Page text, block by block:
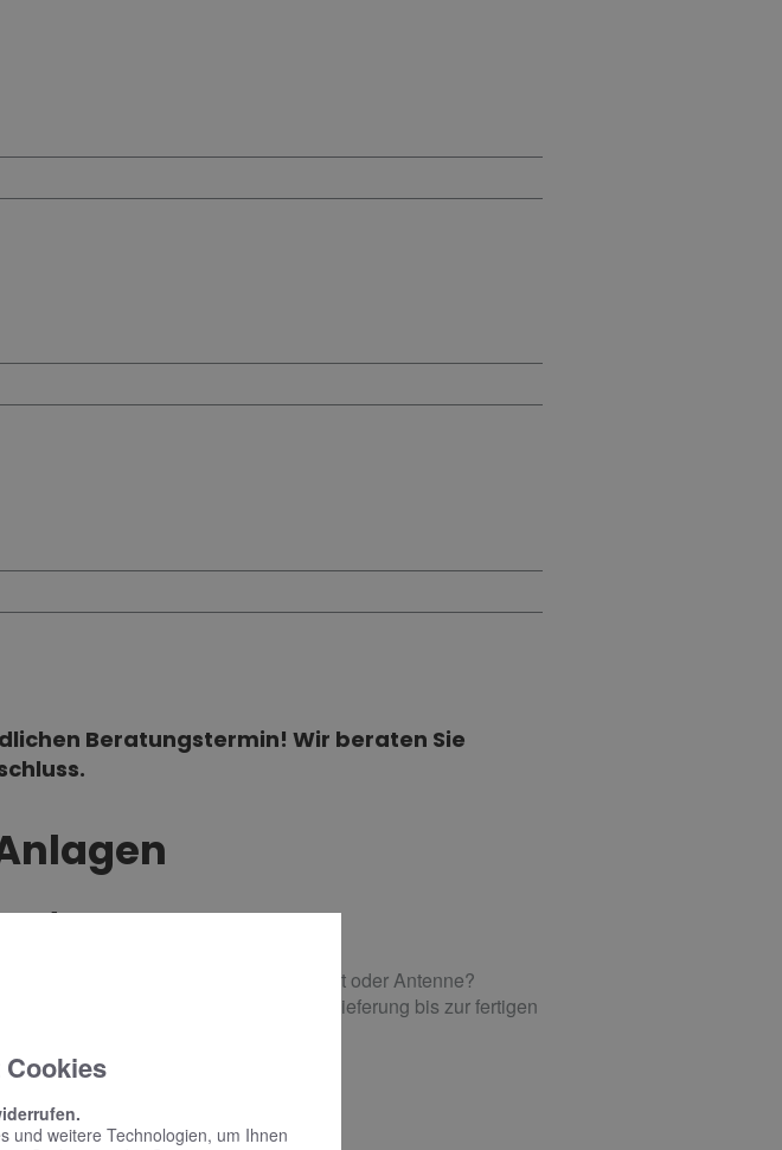
Beratungstermin! Wir beraten Sie
mit der gleichen Frage: Kabel, Satellit oder Antenne?
und einen Komplettservice von der Lieferung bis zur fertigen
und weitere Technologien, um Ihnen